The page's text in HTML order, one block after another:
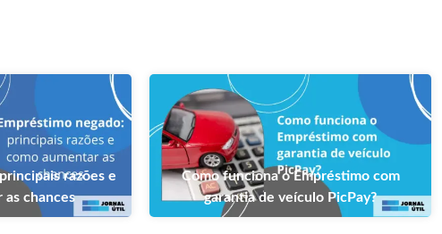
razões e
as chances
Como funciona o Empréstimo com
garantia de veículo PicPay?